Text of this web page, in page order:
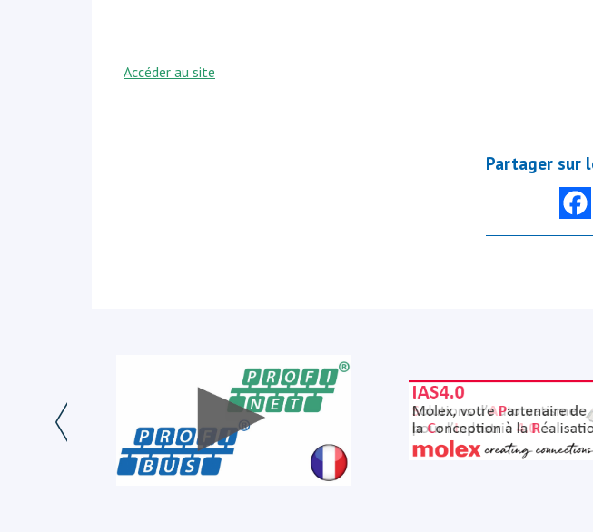
Accéder au site
Partager sur